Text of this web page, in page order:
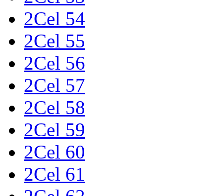
2Cel 54
2Cel 55
2Cel 56
2Cel 57
2Cel 58
2Cel 59
2Cel 60
2Cel 61